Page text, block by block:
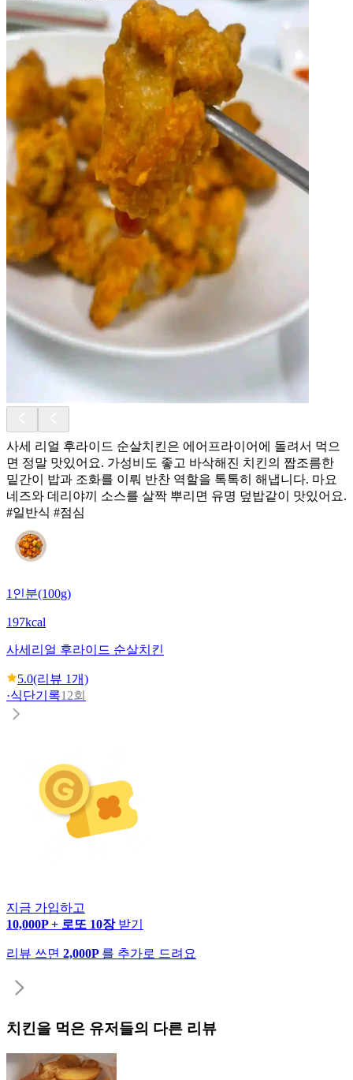
사세 리얼 후라이드 순살치킨은 에어프라이어에 돌려서 먹으
면 정말 맛있어요. 가성비도 좋고 바삭해진 치킨의 짭조름한
밑간이 밥과 조화를 이뤄 반찬 역할을 톡톡히 해냅니다. 마요
네즈와 데리야끼 소스를 살짝 뿌리면 유명 덮밥같이 맛있어요.
#일반식 #점심
1인분(100g)
197kcal
사세 리얼 후라이드 순살치킨
5.0(리뷰 1개)
·식단기록12회
지금 가입하고
10,000P + 로또 10장 받기
리뷰 쓰면 2,000P 를 추가로 드려요
치킨을 먹은 유저들의 다른 리뷰